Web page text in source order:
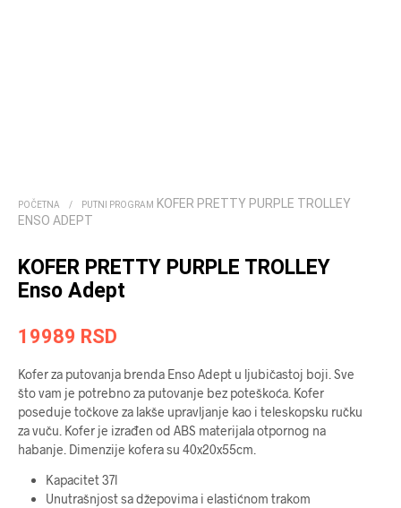
POČETNA / PUTNI PROGRAM
KOFER PRETTY PURPLE TROLLEY
ENSO ADEPT
KOFER PRETTY PURPLE TROLLEY
Enso Adept
19989 RSD
Kofer za putovanja brenda Enso Adept u ljubičastoj boji. Sve
što vam je potrebno za putovanje bez poteškoća. Kofer
poseduje točkove za lakše upravljanje kao i teleskopsku ručku
za vuču. Kofer je izrađen od ABS materijala otpornog na
habanje. Dimenzije kofera su 40x20x55cm.
Kapacitet 37l
Unutrašnjost sa džepovima i elastićnom trakom